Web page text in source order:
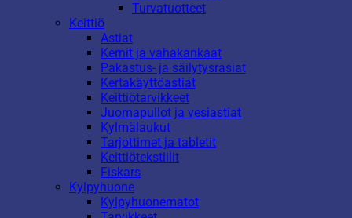
Turvatuotteet
Keittiö
Astiat
Kernit ja vahakankaat
Pakastus- ja säilytysrasiat
Kertakäyttöastiat
Keittiötarvikkeet
Juomapullot ja vesiastiat
Kylmälaukut
Tarjottimet ja tabletit
Keittiötekstiilit
Fiskars
Kylpyhuone
Kylpyhuonematot